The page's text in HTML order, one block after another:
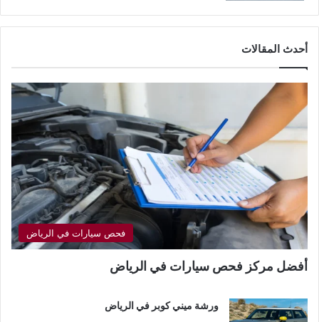
أحدث المقالات
فحص سيارات في الرياض
أفضل مركز فحص سيارات في الرياض
ورشة ميني كوبر في الرياض